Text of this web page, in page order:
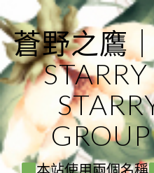
to
content
蒼野之鷹
本站使用兩個名稱